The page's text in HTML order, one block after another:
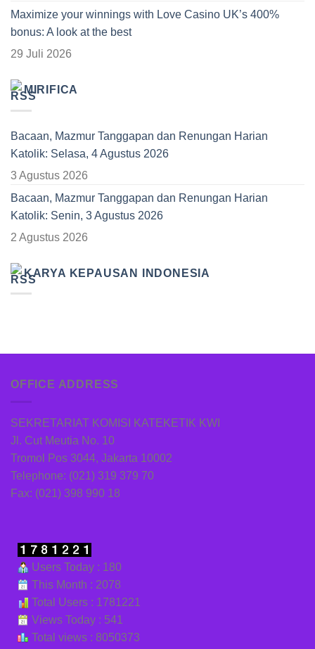
Maximize your winnings with Love Casino UK’s 400%
bonus: A look at the best
29 Juli 2026
MIRIFICA
Bacaan, Mazmur Tanggapan dan Renungan Harian
Katolik: Selasa, 4 Agustus 2026
3 Agustus 2026
Bacaan, Mazmur Tanggapan dan Renungan Harian
Katolik: Senin, 3 Agustus 2026
2 Agustus 2026
KARYA KEPAUSAN INDONESIA
OFFICE ADDRESS
SEKRETARIAT KOMISI KATEKETIK KWI
Jl. Cut Meutia No. 10
Tromol Pos 3044, Jakarta 10002
Telephone: (021) 319 379 70
Fax: (021) 398 990 18
Users Today : 180
This Month : 2078
Total Users : 1781221
Views Today : 541
Total views : 8050373